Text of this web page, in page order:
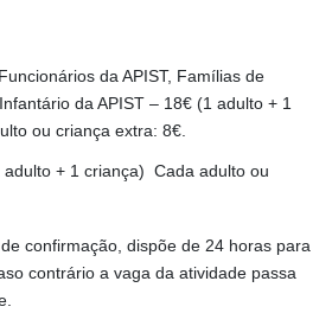
da APIST, Famílias de
da APIST – 18€ (1 adulto + 1
ou criança extra: 8€.
adulto + 1 criança) Cada adulto ou
confirmação, dispõe de 24 horas para
contrário a vaga da atividade passa